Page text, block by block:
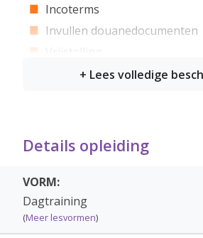
Incoterms
Invullen douanedocumenten
Bezwaar en Beroep
Herkomst en Oorsprong
Tariferen / Heffingen
Voor wie?
De opleiding Junior Customs
Details opleiding
VORM:
Dagtraining
(Meer lesvormen)